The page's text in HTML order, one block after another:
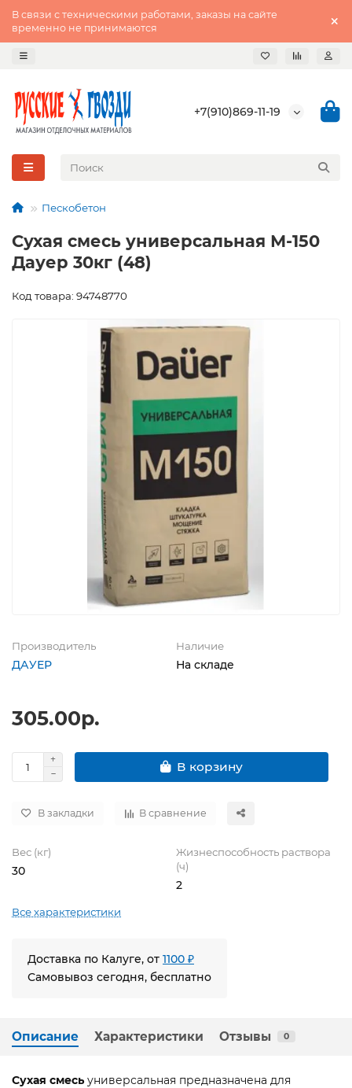
В связи с техническими работами, заказы на сайте
временно не принимаются
+7(910)869-11-19
Пескобетон
Сухая смесь универсальная М-150
Дауер 30кг (48)
Код товара: 94748770
Производитель
ДАУЕР
Наличие
На складе
305.00р.
В корзину
В закладки В сравнение
Вес (кг)
30
Жизнеспособность раствора
(ч)
2
Все характеристики
Доставка по Калуге, от 1100 ₽
Самовывоз сегодня, бесплатно
Описание Характеристики Отзывы 0
Сухая смесь универсальная предназначена для